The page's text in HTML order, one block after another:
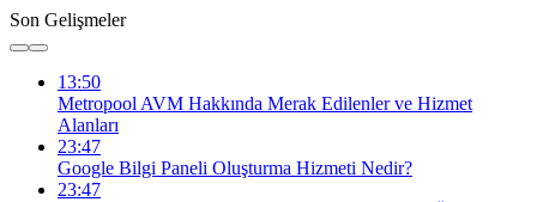
Son Gelişmeler
13:50
Metropool AVM Hakkında Merak Edilenler ve Hizmet
Alanları
23:47
Google Bilgi Paneli Oluşturma Hizmeti Nedir?
23:47